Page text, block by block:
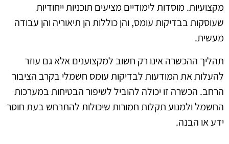
מקצועיות. מוסדות לימודיים מציעים תוכניות ייחודיות
שעוסקות בבדיקות עומס, והן כוללות הן תיאוריה והן עבודה
מעשית.
תהליך ההכשרה אינו רק חשוב למקצוענים אלא גם עוזר
להעלות את המודעות לבדיקות עומס חשמלי בקרב הציבור
הרחב. הכשרה זו יכולה להוביל לשיפור הבטיחות במערכות
החשמל ולמנוע תקלות חמורות שיכולות להתרחש בעת חוסר
ידע או הבנה.